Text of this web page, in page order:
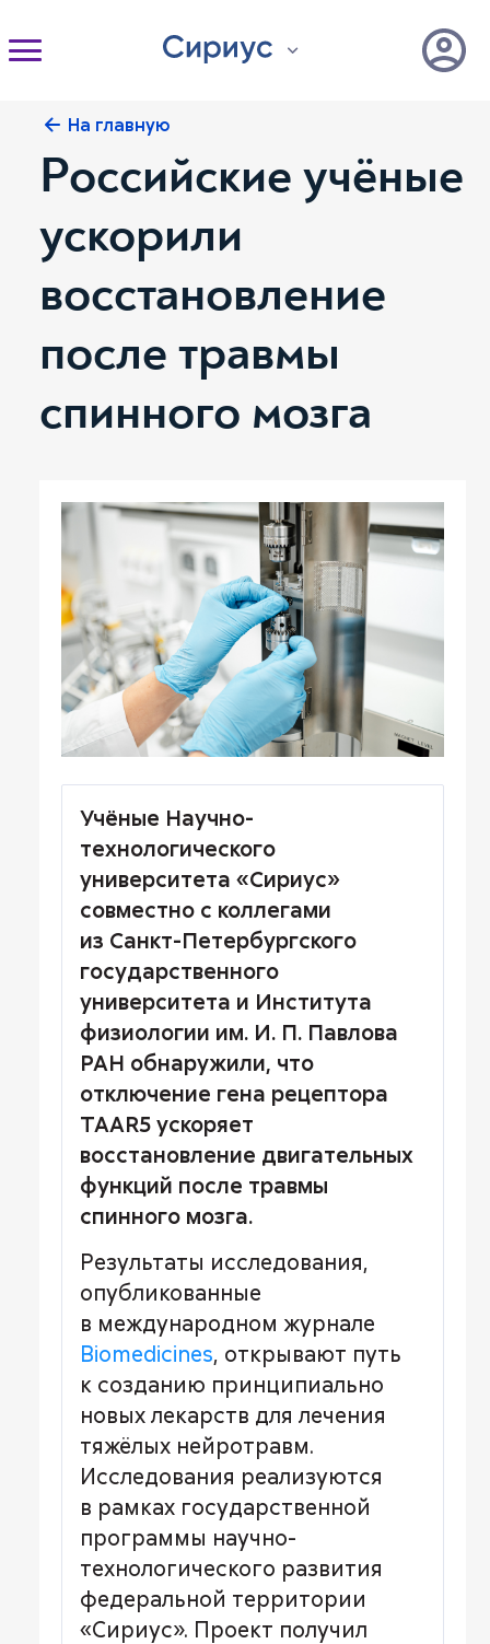
На главную
Российские учёные
ускорили
восстановление
после травмы
спинного мозга
Учёные Научно-
технологического
университета «Сириус»
совместно с коллегами
из Санкт-Петербургского
государственного
университета и Института
физиологии им. И. П. Павлова
РАН обнаружили, что
отключение гена рецептора
TAAR5 ускоряет
восстановление двигательных
функций после травмы
спинного мозга.
Результаты исследования,
опубликованные
в международном журнале
Biomedicines, открывают путь
к созданию принципиально
новых лекарств для лечения
тяжёлых нейротравм.
Исследования реализуются
в рамках государственной
программы научно-
технологического развития
федеральной территории
«Сириус». Проект получил